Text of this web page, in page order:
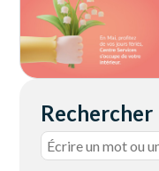
Rechercher